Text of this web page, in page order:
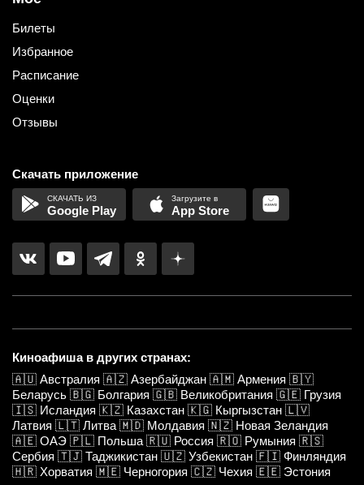
Билеты
Избранное
Расписание
Оценки
Отзывы
Скачать приложение
Google Play App Store
Киноафиша в других странах:
🇦🇺 Австралия 🇦🇿 Азербайджан 🇦🇲 Армения 🇧🇾
Беларусь 🇧🇬 Болгария 🇬🇧 Великобритания 🇬🇪 Грузия
🇮🇸 Исландия 🇰🇿 Казахстан 🇰🇬 Кыргызстан 🇱🇻
Латвия 🇱🇹 Литва 🇲🇩 Молдавия 🇳🇿 Новая Зеландия
🇦🇪 ОАЭ 🇵🇱 Польша 🇷🇺 Россия 🇷🇴 Румыния 🇷🇸
Сербия 🇹🇯 Таджикистан 🇺🇿 Узбекистан 🇫🇮 Финляндия
🇭🇷 Хорватия 🇲🇪 Черногория 🇨🇿 Чехия 🇪🇪 Эстония